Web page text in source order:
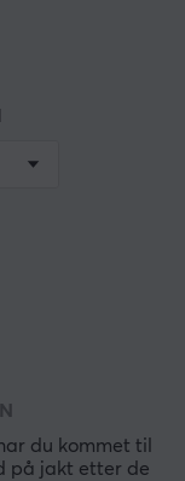
du kommet til
på jakt etter de